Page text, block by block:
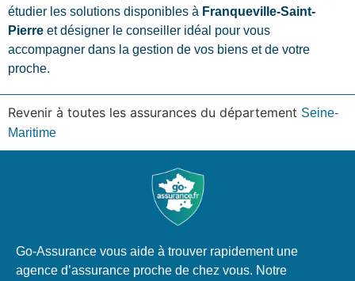
étudier les solutions disponibles à Franqueville-Saint-
Pierre et désigner le conseiller idéal pour vous
accompagner dans la gestion de vos biens et de votre
proche.
Revenir à toutes les assurances du département Seine-
Maritime
Go-Assurance vous aide à trouver rapidement une
agence d’assurance proche de chez vous. Notre